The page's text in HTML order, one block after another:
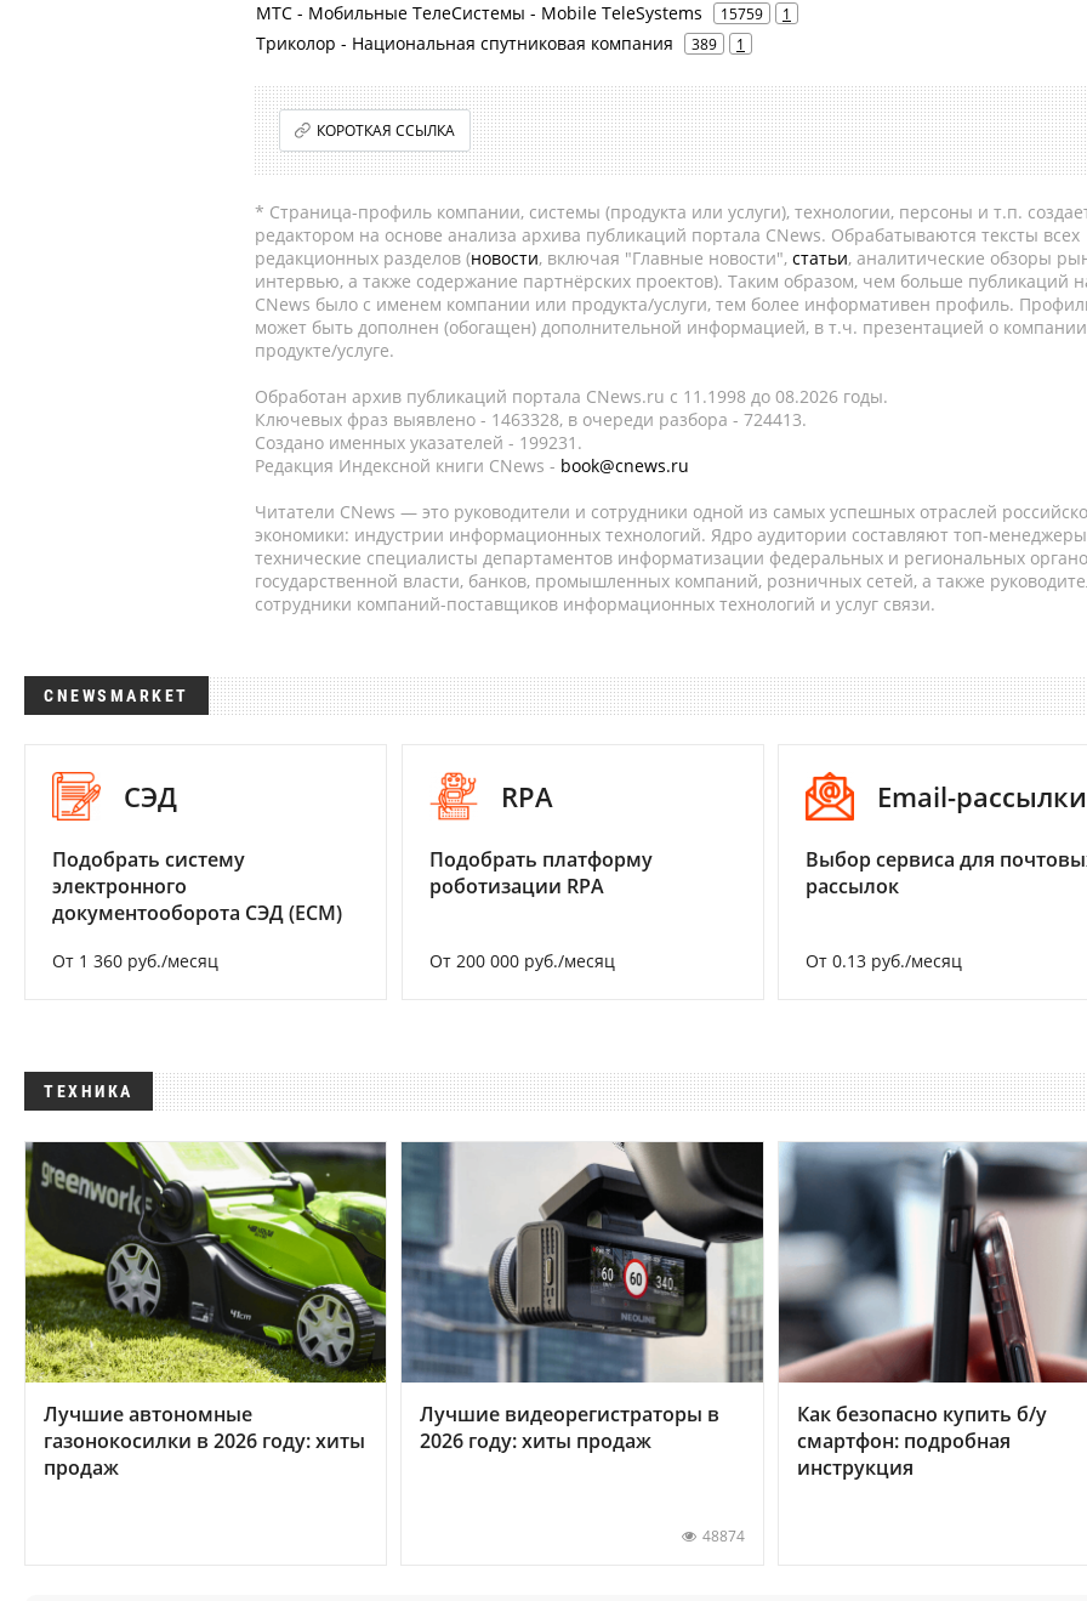
МТС - Мобильные ТелеСистемы - Mobile TeleSystems 15759 1
Триколор - Национальная спутниковая компания 389 1
КОРОТКАЯ ССЫЛКА
* Страница-профиль компании, системы (продукта или услуги), технологии, персоны и т.п.
редактором на основе анализа архива публикаций портала CNews. Обрабатываются тексты всех
редакционных разделов (новости, включая "Главные новости", статьи, аналитические обзоры
интервью, а также содержание партнёрских проектов). Таким образом, чем больше публикаций
CNews было с именем компании или продукта/услуги, тем более информативен профиль.
может быть дополнен (обогащен) дополнительной информацией, в т.ч. презентацией о
продукте/услуге.
Обработан архив публикаций портала CNews.ru c 11.1998 до 08.2026 годы.
Ключевых фраз выявлено - 1463328, в очереди разбора - 724413.
Создано именных указателей - 199231.
Редакция Индексной книги CNews - book@cnews.ru
Читатели CNews — это руководители и сотрудники одной из самых успешных отраслей
экономики: индустрии информационных технологий. Ядро аудитории составляют топ-
технические специалисты департаментов информатизации федеральных и региональных
государственной власти, банков, промышленных компаний, розничных сетей, а также
сотрудники компаний-поставщиков информационных технологий и услуг связи.
CNEWSMARKET
СЭД
Подобрать систему
электронного
документооборота СЭД (ECM)
От 1 360 руб./месяц
RPA
Подобрать платформу
роботизации RPA
От 200 000 руб./месяц
Email-рассылки
Выбор сервиса для
рассылок
От 0.13 руб./месяц
ТЕХНИКА
Лучшие автономные
газонокосилки в 2026 году: хиты
продаж
Лучшие видеорегистраторы в
2026 году: хиты продаж
48874
Как безопасно купить б/у
смартфон: подробная
инструкция